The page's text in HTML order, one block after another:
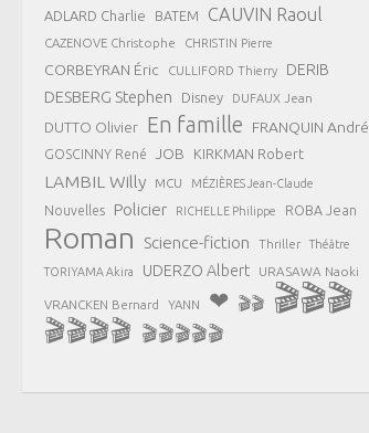
ADLARD Charlie BATEM CAUVIN Raoul
CAZENOVE Christophe CHRISTIN Pierre
CORBEYRAN Éric CULLIFORD Thierry DERIB
DESBERG Stephen Disney DUFAUX Jean
DUTTO Olivier En famille FRANQUIN André
GOSCINNY René JOB KIRKMAN Robert
LAMBIL Willy MCU MÉZIÈRES Jean-Claude
Nouvelles Policier RICHELLE Philippe ROBA Jean
Roman Science-fiction Thriller Théâtre
TORIYAMA Akira UDERZO Albert URASAWA Naoki
VRANCKEN Bernard YANN ❤ 🎬🎬 🎬🎬🎬
🎬🎬🎬🎬 🎬🎬🎬🎬🎬